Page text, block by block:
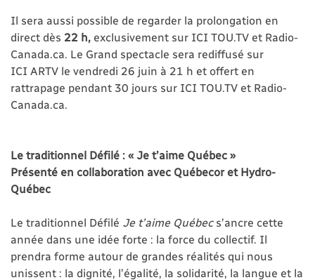
Il sera aussi possible de regarder la prolongation en
direct dès 22 h, exclusivement sur ICI TOU.TV et Radio-
Canada.ca. Le Grand spectacle sera rediffusé sur
ICI ARTV le vendredi 26 juin à 21 h et offert en
rattrapage pendant 30 jours sur ICI TOU.TV et Radio-
Canada.ca.
Le traditionnel Défilé : « Je t’aime Québec »
Présenté en collaboration avec Québecor et Hydro-
Québec
Le traditionnel Défilé Je t’aime Québecs’ancre cette
année dans une idée forte : la force du collectif. Il
prendra forme autour de grandes réalités qui nous
unissent : la dignité, l’égalité, la solidarité, la langue et la